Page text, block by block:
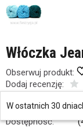
Włóczka
Obserwuj produkt:
Dodaj recenzję:
Producent: Yarn Art
Dostępność: Jest (
W ostatnich 30